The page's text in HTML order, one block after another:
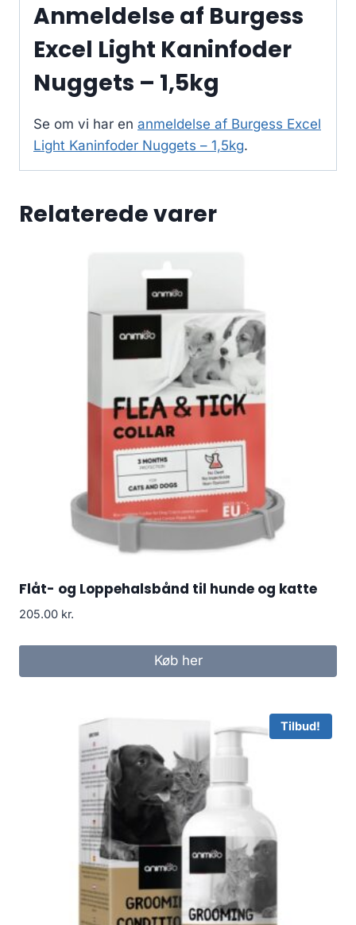
Anmeldelse af Burgess
Excel Light Kaninfoder
Nuggets – 1,5kg
Se om vi har en anmeldelse af Burgess Excel
Light Kaninfoder Nuggets – 1,5kg.
Relaterede varer
Flåt- og Loppehalsbånd til hunde og katte
205.00 kr.
Køb her
Tilbud!